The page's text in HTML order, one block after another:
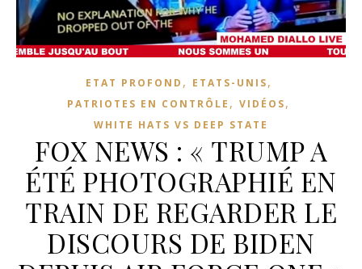
ETAT PROFOND , ETATS-UNIS,
PATRIOTES EN CONTRÔLE , VIDÉOS,
WHITE HATS VS DEEP STATE
FOX NEWS : « TRUMP A
ÉTÉ PHOTOGRAPHIÉ EN
TRAIN DE REGARDER LE
DISCOURS DE BIDEN